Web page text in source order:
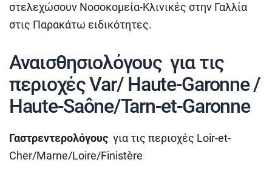
στελεχώσουν Νοσοκομεία-Κλινικές στην Γαλλία
στις Παρακάτω ειδικότητες.
Αναισθησιολόγους για τις
περιοχές Var/ Haute-Garonne /
Haute-Saône/Tarn-et-Garonne
Γαστρεντερολόγους για τις περιοχές Loir-et-
Cher/Marne/Loire/Finistère